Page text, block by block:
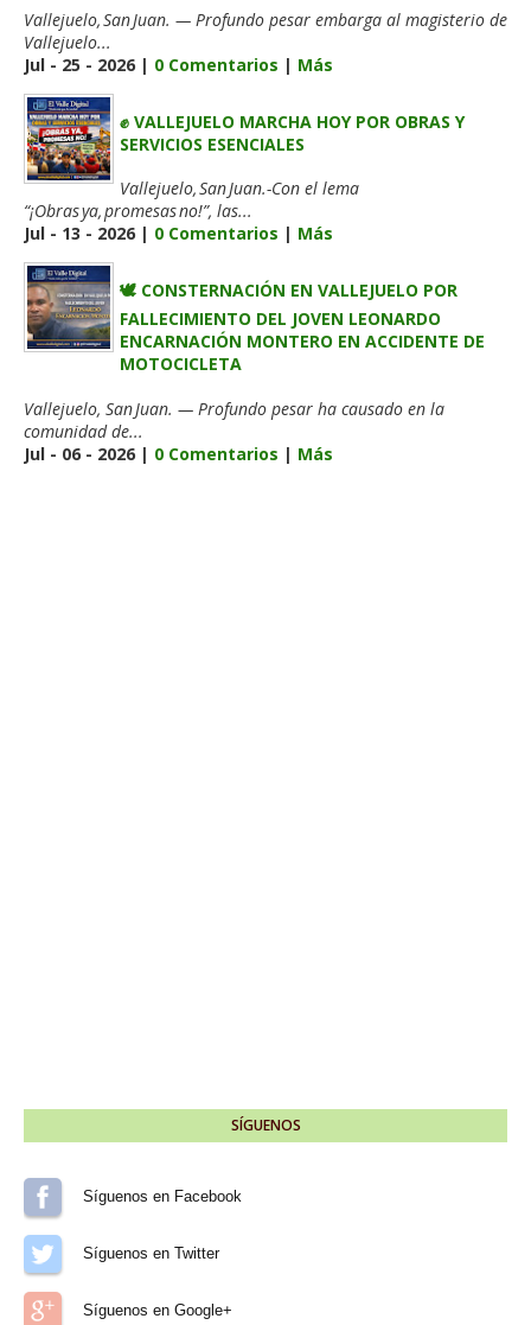
Vallejuelo, San Juan. — Profundo pesar embarga al magisterio de
Vallejuelo...
Jul - 25 - 2026 | 0 Comentarios | Más
✊ VALLEJUELO MARCHA HOY POR OBRAS Y
SERVICIOS ESENCIALES
Vallejuelo, San Juan.-Con el lema
“¡Obras ya, promesas no!”, las...
Jul - 13 - 2026 | 0 Comentarios | Más
🕊️ CONSTERNACIÓN EN VALLEJUELO POR
FALLECIMIENTO DEL JOVEN LEONARDO
ENCARNACIÓN MONTERO EN ACCIDENTE DE
MOTOCICLETA
Vallejuelo, San Juan. — Profundo pesar ha causado en la
comunidad de...
Jul - 06 - 2026 | 0 Comentarios | Más
SÍGUENOS
Síguenos en Facebook
Síguenos en Twitter
Síguenos en Google+